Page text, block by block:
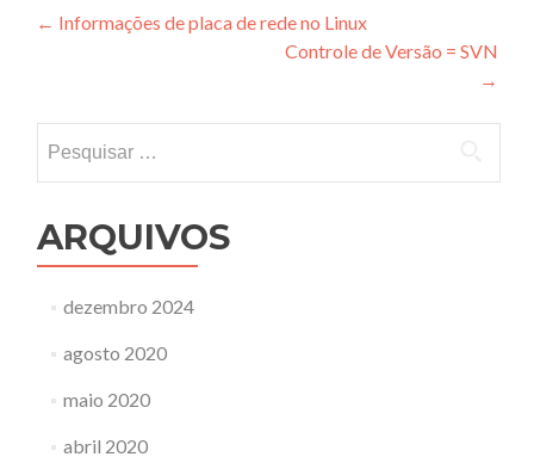
Navegação
Post
← Informações de placa de rede no Linux
Controle de Versão = SVN
→
por:
ARQUIVOS
dezembro 2024
agosto 2020
maio 2020
abril 2020